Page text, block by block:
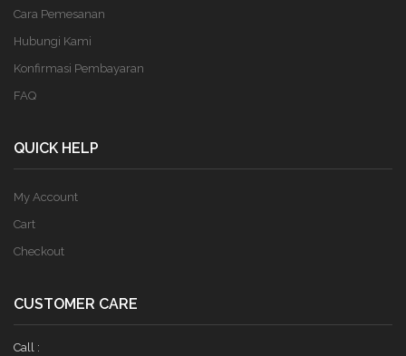
Cara Pemesanan
Hubungi Kami
Konfirmasi Pembayaran
FAQ
QUICK HELP
My Account
Cart
Checkout
CUSTOMER CARE
Call :